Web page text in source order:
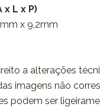
x L x P)
x 9,2mm
a alterações
imagens não
podem ser